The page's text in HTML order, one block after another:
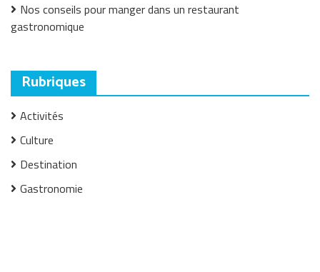
Nos conseils pour manger dans un restaurant
gastronomique
Rubriques
Activités
Culture
Destination
Gastronomie